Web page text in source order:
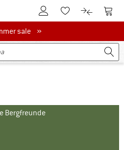
A la cuenta de cliente
A la lista de
A la A la
salesale »
Bergfreunde